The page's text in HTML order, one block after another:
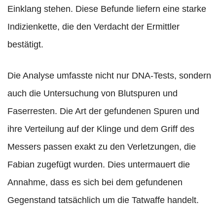
Einklang stehen. Diese Befunde liefern eine starke
Indizienkette, die den Verdacht der Ermittler
bestätigt.
Die Analyse umfasste nicht nur DNA-Tests, sondern
auch die Untersuchung von Blutspuren und
Faserresten. Die Art der gefundenen Spuren und
ihre Verteilung auf der Klinge und dem Griff des
Messers passen exakt zu den Verletzungen, die
Fabian zugefügt wurden. Dies untermauert die
Annahme, dass es sich bei dem gefundenen
Gegenstand tatsächlich um die Tatwaffe handelt.